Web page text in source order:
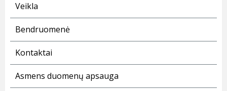
Veikla
Bendruomenė
Kontaktai
Asmens duomenų apsauga